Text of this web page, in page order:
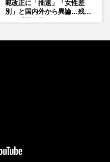
範改正に「拙速」「女性差
別」と国内外から異論…残さ